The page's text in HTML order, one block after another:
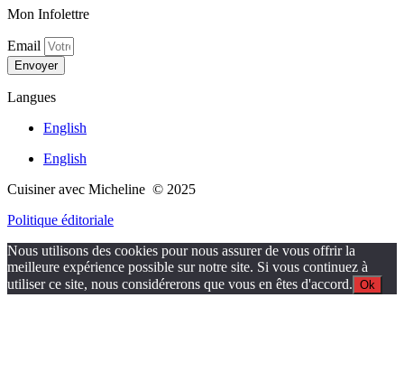
Mon Infolettre
Email
Envoyer
Langues
English
English
Cuisiner avec Micheline © 2025
Politique éditoriale
Nous utilisons des cookies pour nous assurer de vous offrir la
meilleure expérience possible sur notre site. Si vous continuez à
utiliser ce site, nous considérerons que vous en êtes d'accord. Ok